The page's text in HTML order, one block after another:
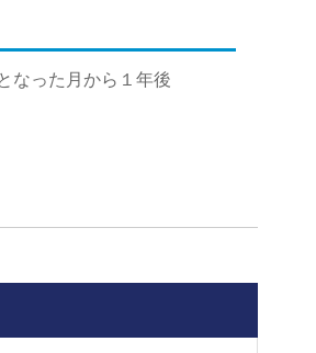
なった月から１年後